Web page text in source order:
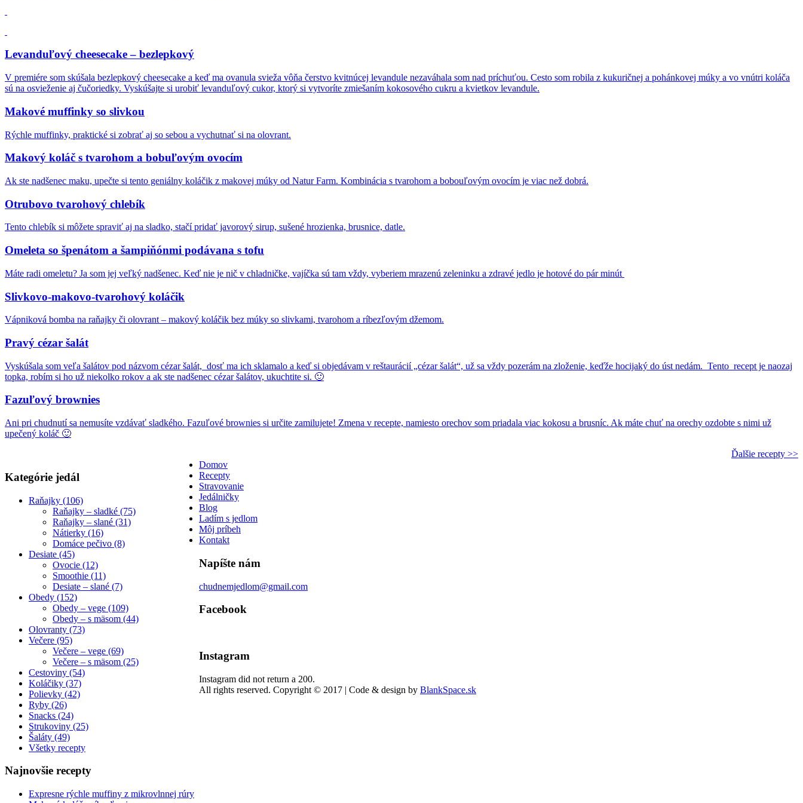
Levanduľový cheesecake – bezlepkový
V premiére som skúšala bezlepkový cheesecake a keď ma ovanula svieža vôňa čerstvo kvitnúcej levandule nezaváhala som nad príchuťou. Cesto som robila z kukuričnej a pohánkovej múky a vo vnútri koláča
sú na osvieženie aj čučoriedky. Vyskúšajte si urobiť levanduľový cukor, ktorý si vytvoríte zmiešaním kokosového cukru a kvietkov levandule.
Makové muffinky so slivkou
Rýchle muffinky, praktické si zobrať aj so sebou a vychutnať si na olovrant.
Makový koláč s tvarohom a bobuľovým ovocím
Ak ste nadšenec maku, upečte si tento geniálny koláčik z makovej múky od Natur Farm. Kombinácia s tvarohom a bobouľovým ovocím je viac než dobrá.
Otrubovo tvarohový chlebík
Tento chlebík si môžete spraviť aj na sladko, stačí pridať javorový sirup, sušené hrozienka, brusnice, datle.
Omeleta so špenátom a šampiňónmi podávana s tofu
Máte radi omeletu? Ja som jej veľký nadšenec. Keď nie je nič v chladničke, vajíčka sú tam vždy, vyberiem mrazenú zeleninku a zdravé jedlo je hotové do pár minút
Slivkovo-makovo-tvarohový koláčik
Vápniková bomba na raňajky či olovrant – makový koláčik bez múky so slivkami, tvarohom a ríbezľovým džemom.
Pravý cézar šalát
Vyskúšala som veľa šalátov pod názvom cézar šalát, dosť ma ich sklamalo a keď si objedávam v reštaurácií „cézar šalát“, už sa vždy pozerám na zloženie, keďže hocijaký do úst nedám. Tento recept je naozaj
topka, robím si ho už niekolko rokov a ak ste nadšenec cézar šalátov, ukuchtite si. 🙂
Fazuľový brownies
Ani pri chudnutí sa nemusíte vzdávať sladkého. Fazuľové brownies si určite zamilujete! Zmena v recepte, namiesto orechov som priadala viac kokosu a brusníc. Ak máte chuť na orechy ozdobte s nimi už
upečený koláč 🙂
Ďalšie recepty >>
Kategórie jedál
Raňajky (106)
Raňajky – sladké (75)
Raňajky – slané (31)
Nátierky (16)
Domáce pečivo (8)
Desiate (45)
Ovocie (12)
Smoothie (11)
Desiate – slané (7)
Obedy (152)
Obedy – vege (109)
Obedy – s mäsom (44)
Olovranty (73)
Večere (95)
Večere – vege (69)
Večere – s mäsom (25)
Cestoviny (54)
Koláčiky (37)
Polievky (42)
Ryby (26)
Snacks (24)
Strukoviny (25)
Šaláty (49)
Všetky recepty
Najnovšie recepty
Expresne rýchle muffiny z mikrovlnnej rúry
Domov
Recepty
Stravovanie
Jedálničky
Blog
Ladím s jedlom
Môj príbeh
Kontakt
Napíšte nám
chudnemjedlom@gmail.com
Facebook
Instagram
Instagram did not return a 200.
All rights reserved. Copyright © 2017 | Code & design by BlankSpace.sk